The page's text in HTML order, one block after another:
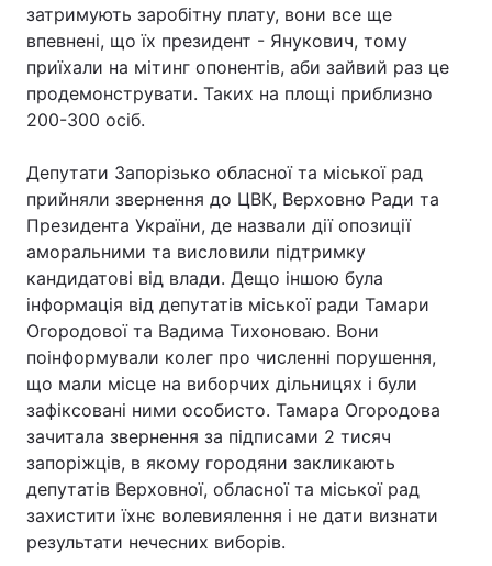
затримують заробітну плату, вони все ще
впевнені, що їх президент - Янукович, тому
приїхали на мітинг опонентів, аби зайвий раз це
продемонструвати. Таких на площі приблизно
200-300 осіб.
Депутати Запорізько обласної та міської рад
прийняли звернення до ЦВК, Верховно Ради та
Президента України, де назвали дії опозиції
аморальними та висловили підтримку
кандидатові від влади. Дещо іншою була
інформація від депутатів міської ради Тамари
Огородової та Вадима Тихоноваю. Вони
поінформували колег про численні порушення,
що мали місце на виборчих дільницях і були
зафіксовані ними особисто. Тамара Огородова
зачитала звернення за підписами 2 тисяч
запоріжців, в якому городяни закликають
депутатів Верховної, обласної та міської рад
захистити їхнє волевиялення і не дати визнати
результати нечесних виборів.